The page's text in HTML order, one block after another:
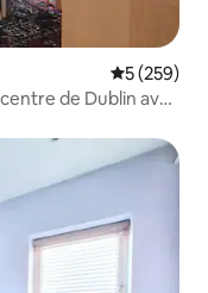
Évaluation
5 (259)
de Dublin avec